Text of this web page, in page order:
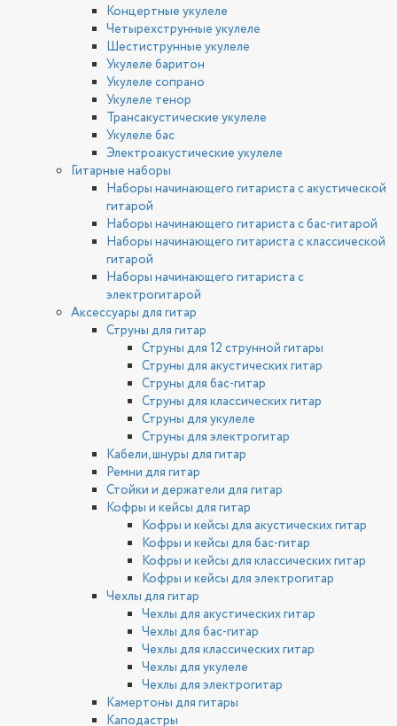
Концертные укулеле
Четырехструнные укулеле
Шестиструнные укулеле
Укулеле баритон
Укулеле сопрано
Укулеле тенор
Трансакустические укулеле
Укулеле бас
Электроакустические укулеле
Гитарные наборы
Наборы начинающего гитариста с акустической
гитарой
Наборы начинающего гитариста с бас-гитарой
Наборы начинающего гитариста с классической
гитарой
Наборы начинающего гитариста с
электрогитарой
Аксессуары для гитар
Струны для гитар
Струны для 12 струнной гитары
Струны для акустических гитар
Струны для бас-гитар
Струны для классических гитар
Струны для укулеле
Струны для электрогитар
Кабели, шнуры для гитар
Ремни для гитар
Стойки и держатели для гитар
Кофры и кейсы для гитар
Кофры и кейсы для акустических гитар
Кофры и кейсы для бас-гитар
Кофры и кейсы для классических гитар
Кофры и кейсы для электрогитар
Чехлы для гитар
Чехлы для акустических гитар
Чехлы для бас-гитар
Чехлы для классических гитар
Чехлы для укулеле
Чехлы для электрогитар
Камертоны для гитары
Каподастры